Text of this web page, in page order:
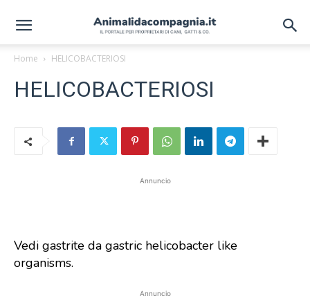
Home HELICOBACTERIOSI
HELICOBACTERIOSI
Annuncio
Vedi gastrite da gastric helicobacter like
organisms.
Annuncio